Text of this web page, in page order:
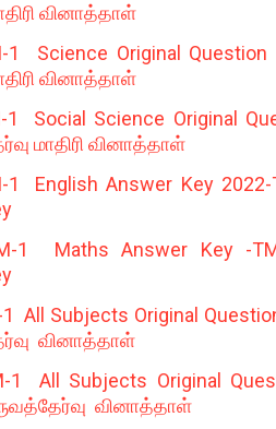
வினாத்தாள்
1 Science Original Question
வினாத்தாள்
1 Social Science Original
மாதிரி வினாத்தாள்
1 English Answer Key 2022-
1 Maths Answer Key -
All Subjects Original
வினாத்தாள்
1 All Subjects Original
வினாத்தாள்